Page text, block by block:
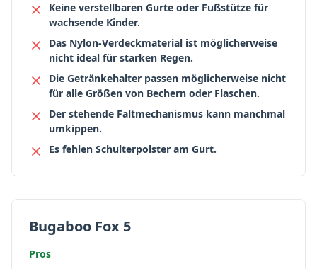
Keine verstellbaren Gurte oder Fußstütze für
wachsende Kinder.
Das Nylon-Verdeckmaterial ist möglicherweise
nicht ideal für starken Regen.
Die Getränkehalter passen möglicherweise nicht
für alle Größen von Bechern oder Flaschen.
Der stehende Faltmechanismus kann manchmal
umkippen.
Es fehlen Schulterpolster am Gurt.
Bugaboo Fox 5
Pros